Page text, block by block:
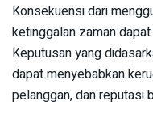
Konsekuensi dari
ketinggalan zaman
Keputusan yang
dapat menyebabkan
pelanggan, dan reputasi